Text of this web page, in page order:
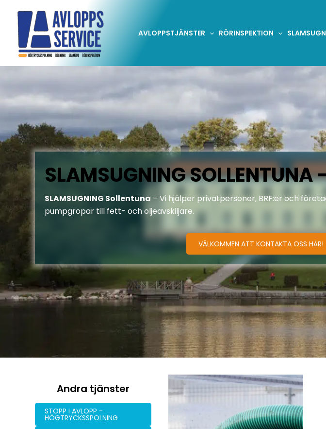
innehåll
AVLOPPSTJÄNSTER RÖRINSPEKTION
SLAMSUGNING SOLLENTUNA
SLAMSUGNING Sollentuna – Vi hjälper privatpersoner, BRF:er och
pumpgropar till fett- och oljeavskiljare.
VÄLKOMMEN ATT KONTAKTA OSS HÄR!
Andra tjänster
STOPP I AVLOPP -
HÖGTRYCKSSPOLNING